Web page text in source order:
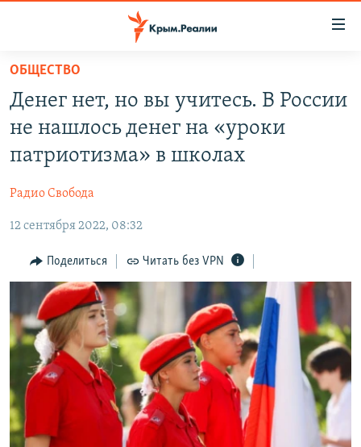
Вернуться
основному
содержанию
главной
Вернутся
поиску
СПЕЦПРОЕКТЫ
11 ЛЕТ ОККУПАЦИИ КРЫМА. 11 ИСТОРИЙ СОПРОТИВЛЕНИЯ
ЕЩЕ
ИНТЕРАКТИВ
ИНФОГРАФИКА
ТЕЛЕПРОЕКТ КРЫМ.РЕАЛИИ
СОВЕТЫ ПРАВОЗАЩИТНИКОВ
ПРОПАВШИЕ БЕЗ ВЕСТИ
ПОБЕДИТЕЛЕЙ НЕ СУДЯТ?
КРЫМ.НЕПОКОРЕННЫЙ
ELIFBE
РАДІО СВОБОДА
КАК ОБОЙТИ БЛОКИРОВКУ
Українською
Qırımtatar
ПРИСОЕДИНЯЙТЕСЬ!
ОБЩЕСТВО
Денег нет, но вы учитесь. В России
не нашлось денег на «уроки
патриотизма» в школах
Радио Свобода
12 сентября 2022, 08:32
Поделиться Читать без VPN